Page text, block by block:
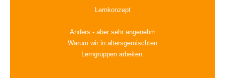
Lernkonzept
Anders - aber sehr angenehm
Warum wir in altersgemischten
Lerngruppen arbeiten.